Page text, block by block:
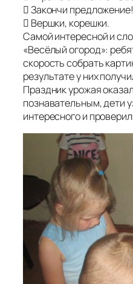
 Закончи предложение!
 Вершки, корешки.
Самой интересной и
«Весёлый огород»:
скорость собрать
результате у них
Праздник урожая
познавательным, дети
интересного и